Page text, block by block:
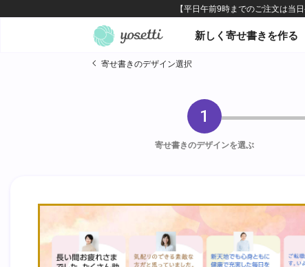
新しく寄せ書きを作る
寄せ書きのデザイン選択
1
寄せ書きのデザインを選ぶ